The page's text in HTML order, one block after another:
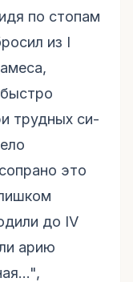
по стопам
из I
трудных си-
это
до IV
арию